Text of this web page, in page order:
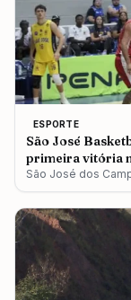
ESPORTE
São José
primeira vitória
São José dos